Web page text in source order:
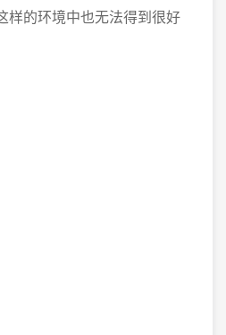
样的环境中也无法得到很好